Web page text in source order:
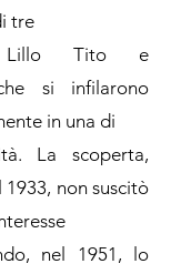
tre
Lillo Tito e
si infilarono
in una di
La scoperta,
1933, non suscitò
nel 1951, lo